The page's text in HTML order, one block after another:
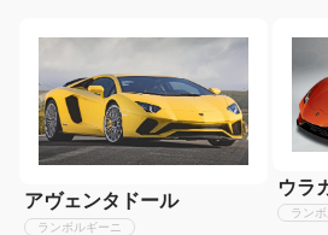
アヴェンタドール
ランボルギーニ
ウラ
ラン